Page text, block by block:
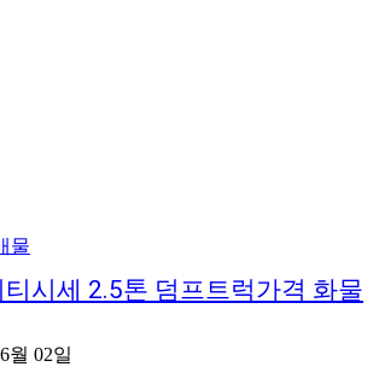
물
시세 2.5톤 덤프트럭가격 화물
월 02일